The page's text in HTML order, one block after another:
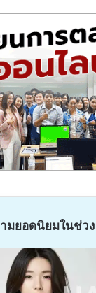
มยอดนิยมในช่ว